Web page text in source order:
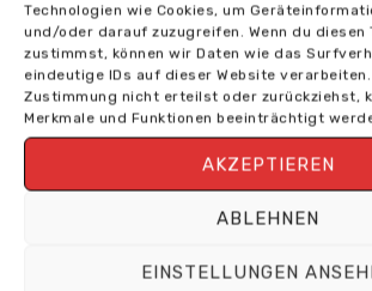
Technologien wie Cookies, um
und/oder darauf zuzugreifen. Wenn du diesen
zustimmst, können wir Daten wie das
eindeutige IDs auf dieser Website verarbeiten.
Zustimmung nicht erteilst oder zurückziehst,
Merkmale und Funktionen beeinträchtigt
AKZEPTIEREN
ABLEHNEN
EINSTELLUNGEN
Veranstaltungsgelände verfügbar.
Die Karte ist 10 mal nutzbar und
entwertet.
Eine Bargeldauszahlung ist
Die Karte ist vom Umtausch